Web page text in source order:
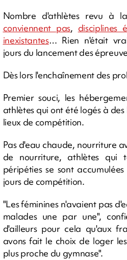
Nombre d'athlètes revu à
conviennent pas, disciplines
inexistantes… Rien n'était
jours du lancement des
Dès lors l'enchaînement des
Premier souci, les
athlètes qui ont été logés à
lieux de compétition.
Pas d'eau chaude, nourriture
de nourriture, athlètes qui
péripéties se sont
jours de compétition.
"Les féminines n'avaient pas
malades une par une",
d'ailleurs pour cela qu'aux
avons fait le choix de loger
plus proche du gymnase".